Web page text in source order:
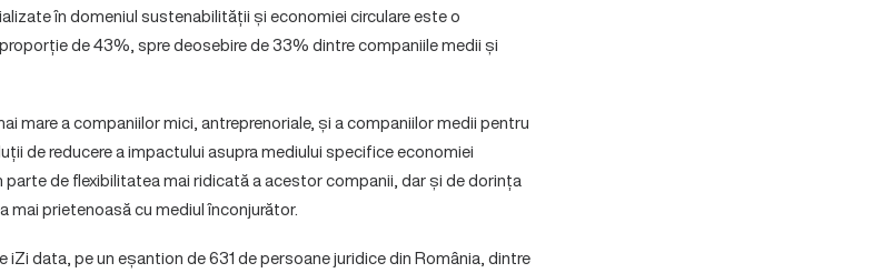
în domeniul sustenabilității și economiei circulare este o
de 43%, spre deosebire de 33% dintre companiile medii și
mare a companiilor mici, antreprenoriale, și a companiilor medii pentru
de reducere a impactului asupra mediului specifice economiei
parte de flexibilitatea mai ridicată a acestor companii, dar și de dorința
mai prietenoasă cu mediul înconjurător.
data, pe un eșantion de 631 de persoane juridice din România, dintre